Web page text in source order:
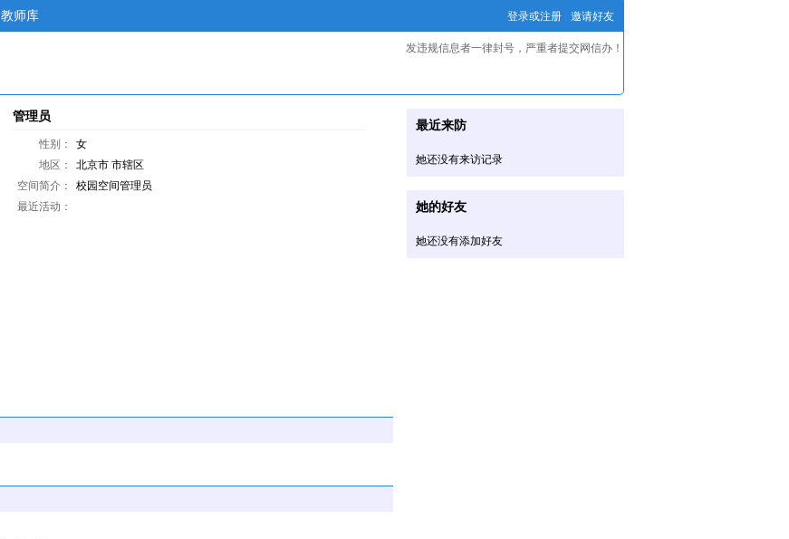
登录或注册 邀请好友
教师库
发违规信息者一律封号，严重者提交网信办！
管理员
性别：
女
地区：
北京市 市辖区
空间简介：
校园空间管理员
最近活动：
最近来防
她还没有来访记录
她的好友
她还没有添加好友